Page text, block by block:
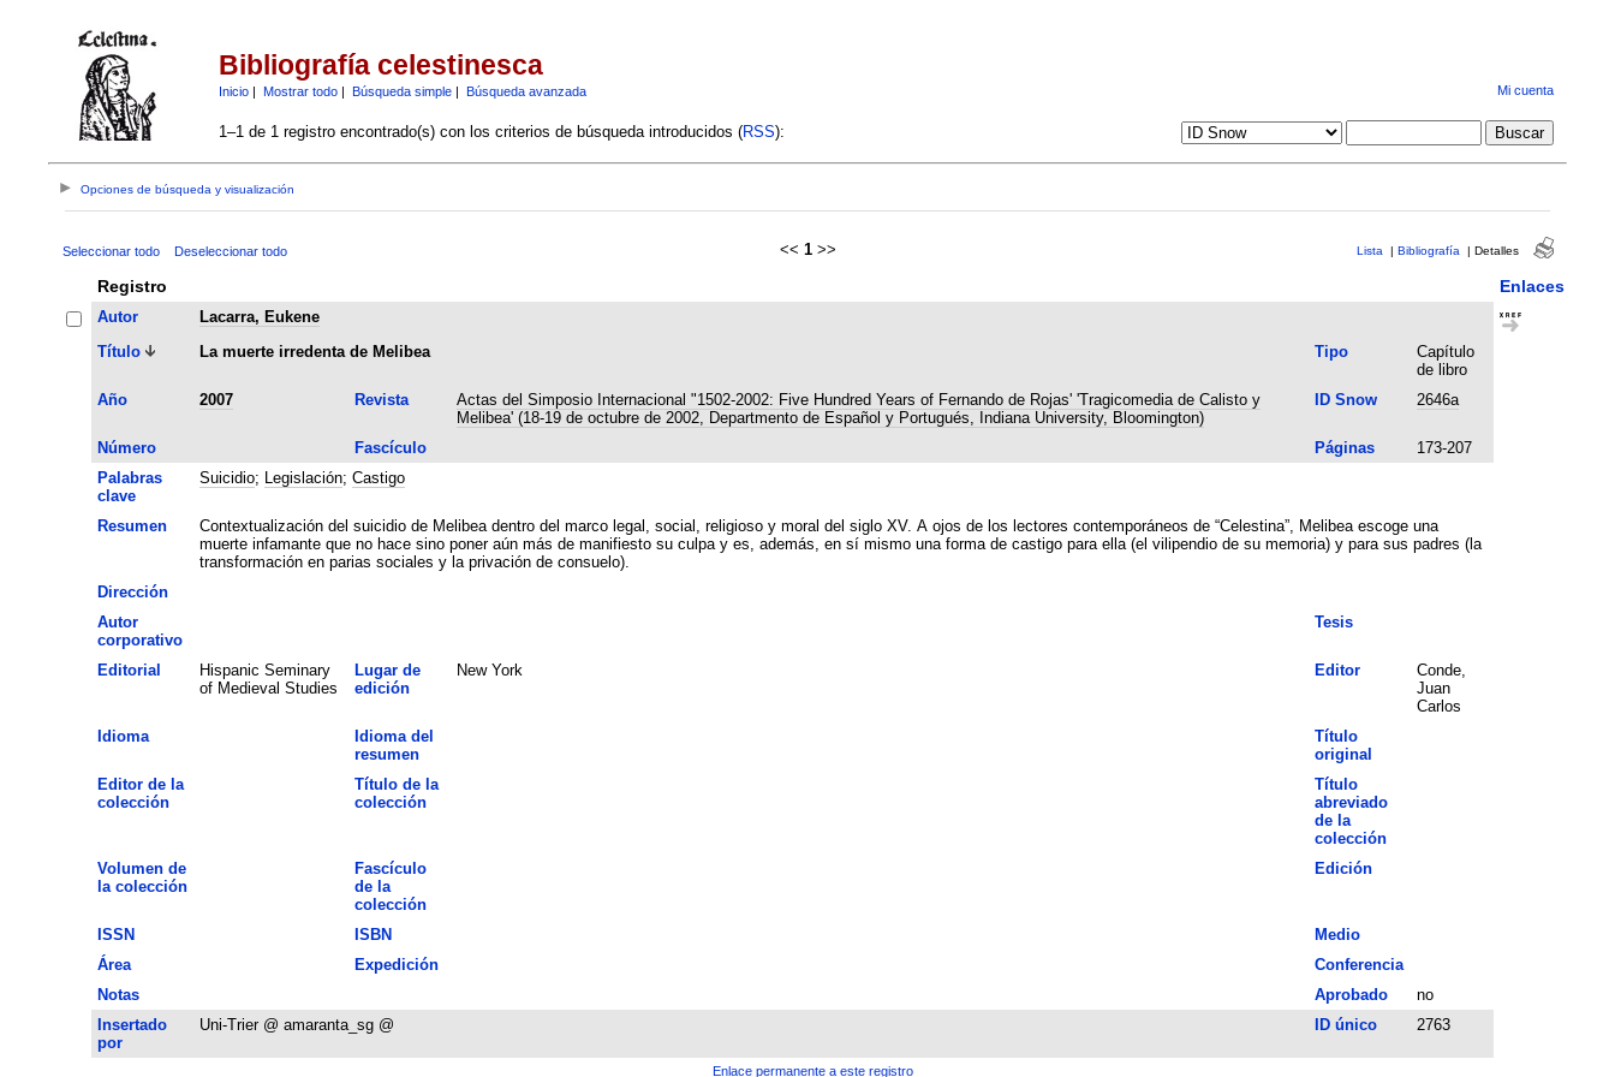
Bibliografía celestinesca
Inicio| Mostrar todo| Búsqueda simple| Búsqueda avanzada Mi cuenta
1–1 de 1 registro encontrado(s) con los criterios de búsqueda introducidos (RSS):
Opciones de búsqueda y visualización
Seleccionar todo Deseleccionar todo << 1 >> Lista | Bibliografía | Detalles
Registro Enlaces
Autor
Lacarra, Eukene
Título
La muerte irredenta de Melibea Tipo
Capítulo
de libro
Año
2007 Revista
Actas del Simposio Internacional "1502-2002: Five Hundred Years of Fernando de Rojas' 'Tragicomedia de Calisto y
Melibea' (18-19 de octubre de 2002, Departmento de Español y Portugués, Indiana University, Bloomington)
ID Snow 2646a
Número Fascículo Páginas
173-207
Palabras
clave
Suicidio; Legislación; Castigo
Resumen
Contextualización del suicidio de Melibea dentro del marco legal, social, religioso y moral del siglo XV. A ojos de los lectores contemporáneos de “Celestina”, Melibea escoge una
muerte infamante que no hace sino poner aún más de manifiesto su culpa y es, además, en sí mismo una forma de castigo para ella (el vilipendio de su memoria) y para sus padres (la
transformación en parias sociales y la privación de consuelo).
Dirección
Autor
corporativo
Tesis
Editorial
Hispanic Seminary
of Medieval Studies
Lugar de
edición
New York Editor
Conde,
Juan
Carlos
Idioma
Idioma del
resumen
Título
original
Editor de la
colección
Título de la
colección
Título
abreviado
de la
colección
Volumen de
la colección
Fascículo
de la
colección
Edición
ISSN ISBN
Medio
Área
Expedición
Conferencia
Notas
Aprobado
no
Insertado
por
Uni-Trier @ amaranta_sg @ ID único 2763
Enlace permanente a este registro